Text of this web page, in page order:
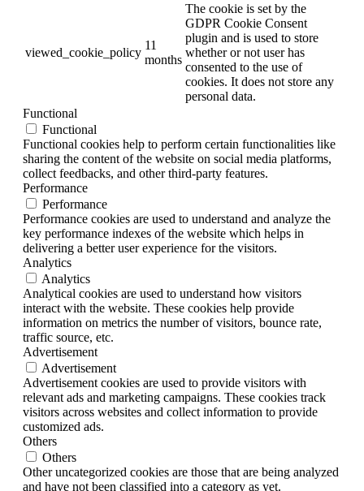
viewed_cookie_policy
11
months
The cookie is set by the
GDPR Cookie Consent
plugin and is used to store
whether or not user has
consented to the use of
cookies. It does not store any
personal data.
Functional
Functional
Functional cookies help to perform certain functionalities like
sharing the content of the website on social media platforms,
collect feedbacks, and other third-party features.
Performance
Performance
Performance cookies are used to understand and analyze the
key performance indexes of the website which helps in
delivering a better user experience for the visitors.
Analytics
Analytics
Analytical cookies are used to understand how visitors
interact with the website. These cookies help provide
information on metrics the number of visitors, bounce rate,
traffic source, etc.
Advertisement
Advertisement
Advertisement cookies are used to provide visitors with
relevant ads and marketing campaigns. These cookies track
visitors across websites and collect information to provide
customized ads.
Others
Others
Other uncategorized cookies are those that are being analyzed
and have not been classified into a category as yet.